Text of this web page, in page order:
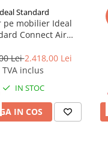
Standard
pe mobilier Ideal
Connect Air
Lei2.418,00 Lei
TVA inclus
IN STOC
IN COS